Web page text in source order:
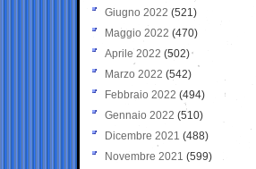
Giugno 2022 (521)
Maggio 2022 (470)
Aprile 2022 (502)
Marzo 2022 (542)
Febbraio 2022 (494)
Gennaio 2022 (510)
Dicembre 2021 (488)
Novembre 2021 (599)